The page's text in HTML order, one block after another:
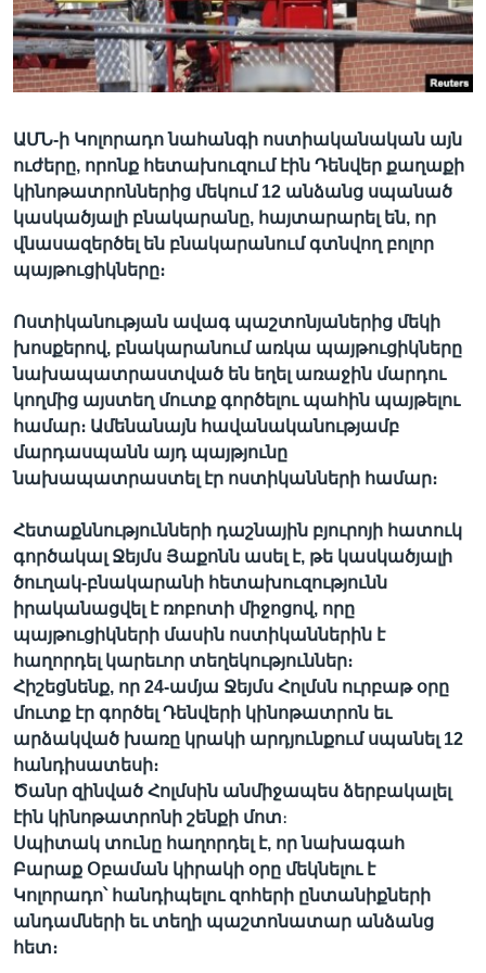
Լեզուներ
ԱՄՆ-ի Կոլորադո նահանգի ոստիականական այն
ուժերը, որոնք հետախուզում էին Դենվեր քաղաքի
կինոթատրոններից մեկում 12 անձանց սպանած
կասկածյալի բնակարանը, հայտարարել են, որ
վնասազերծել են բնակարանում գտնվող բոլոր
պայթուցիկները։
Ոստիկանության ավագ պաշտոնյաներից մեկի
խոսքերով, բնակարանում առկա պայթուցիկները
նախապատրաստված են եղել առաջին մարդու
կողմից այստեղ մուտք գործելու պահին պայթելու
համար։ Ամենանայն հավանականությամբ
մարդասպանն այդ պայթյունը
նախապատրաստել էր ոստիկանների համար։
Հետաքննությունների դաշնային բյուրոյի հատուկ
գործակալ Ջեյմս Յաքոնն ասել է, թե կասկածյալի
ծուղակ-բնակարանի հետախուզությունն
իրականացվել է ռոբոտի միջոցով, որը
պայթուցիկների մասին ոստիկաններին է
հաղորդել կարեւոր տեղեկություններ։
Հիշեցնենք, որ 24-ամյա Ջեյմս Հոլմսն ուրբաթ օրը
մուտք էր գործել Դենվերի կինոթատրոն եւ
արձակված խառը կրակի արդյունքում սպանել 12
հանդիսատեսի։
Ծանր զինված Հոլմսին անմիջապես ձերբակալել
էին կինոթատրոնի շենքի մոտ։
Սպիտակ տունը հաղորդել է, որ նախագահ
Բարաք Օբաման կիրակի օրը մեկնելու է
Կոլորադո՝ հանդիպելու զոհերի ընտանիքների
անդամների եւ տեղի պաշտոնատար անձանց
հետ։